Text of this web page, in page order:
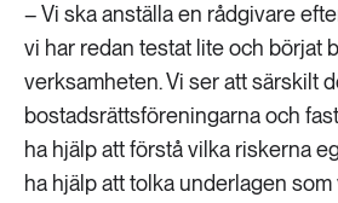
– Vi ska anställa en rådgivare
vi har redan testat lite och börjat
verksamheten. Vi ser att särskilt
bostadsrättsföreningarna och
ha hjälp att förstå vilka riskerna
ha hjälp att tolka underlagen